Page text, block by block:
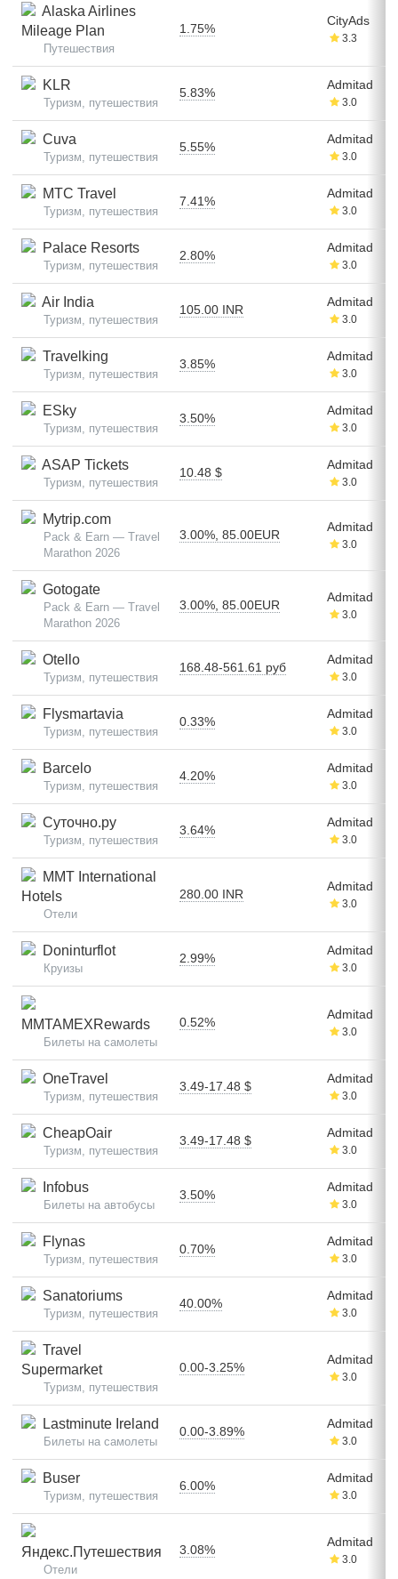
Alaska Airlines
Mileage Plan
Путешествия
1.75%
CityAds
3.3
KLR
Туризм, путешествия
5.83%
Admitad
3.0
Cuva
Туризм, путешествия
5.55%
Admitad
3.0
МТС Travel
Туризм, путешествия
7.41%
Admitad
3.0
Palace Resorts
Туризм, путешествия
2.80%
Admitad
3.0
Air India
Туризм, путешествия
105.00 INR
Admitad
3.0
Travelking
Туризм, путешествия
3.85%
Admitad
3.0
ESky
Туризм, путешествия
3.50%
Admitad
3.0
ASAP Tickets
Туризм, путешествия
10.48 $
Admitad
3.0
Mytrip.com
Pack & Earn — Travel
Marathon 2026
3.00%, 85.00EUR
Admitad
3.0
Gotogate
Pack & Earn — Travel
Marathon 2026
3.00%, 85.00EUR
Admitad
3.0
Otello
Туризм, путешествия
168.48-561.61 руб
Admitad
3.0
Flysmartavia
Туризм, путешествия
0.33%
Admitad
3.0
Barcelo
Туризм, путешествия
4.20%
Admitad
3.0
Суточно.ру
Туризм, путешествия
3.64%
Admitad
3.0
MMT International
Hotels
Отели
280.00 INR
Admitad
3.0
Doninturflot
Круизы
2.99%
Admitad
3.0
MMTAMEXRewards
Билеты на самолеты
0.52%
Admitad
3.0
OneTravel
Туризм, путешествия
3.49-17.48 $
Admitad
3.0
CheapOair
Туризм, путешествия
3.49-17.48 $
Admitad
3.0
Infobus
Билеты на автобусы
3.50%
Admitad
3.0
Flynas
Туризм, путешествия
0.70%
Admitad
3.0
Sanatoriums
Туризм, путешествия
40.00%
Admitad
3.0
Travel
Supermarket
Туризм, путешествия
0.00-3.25%
Admitad
3.0
Lastminute Ireland
Билеты на самолеты
0.00-3.89%
Admitad
3.0
Buser
Туризм, путешествия
6.00%
Admitad
3.0
Яндекс.Путешествия
Отели
3.08%
Admitad
3.0